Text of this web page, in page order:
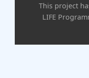
This project
LIFE